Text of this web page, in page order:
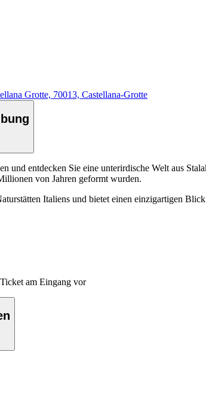
Grotte, 70013, Castellana-Grotte
und entdecken Sie eine unterirdische Welt aus
von Jahren geformt wurden.
Italiens und bietet einen einzigartigen
am Eingang vor